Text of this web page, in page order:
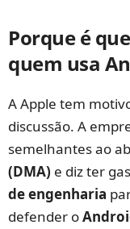
Porque é
quem usa
A Apple tem
discussão. A
semelhantes ao
(DMA) e diz ter
de engenharia
defender o